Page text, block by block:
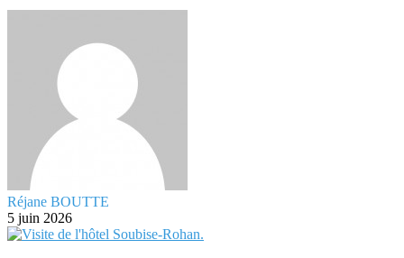
Réjane BOUTTE
5 juin 2026